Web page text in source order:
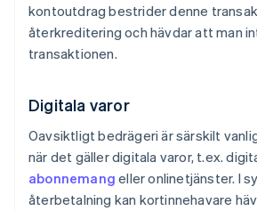
kontoutdrag bestrider denne
återkreditering och hävdar att man
transaktionen.
Digitala varor
Oavsiktligt bedrägeri är särskilt
när det gäller digitala varor, t.ex.
abonnemang eller onlinetjänster. I
återbetalning kan kortinnehavare